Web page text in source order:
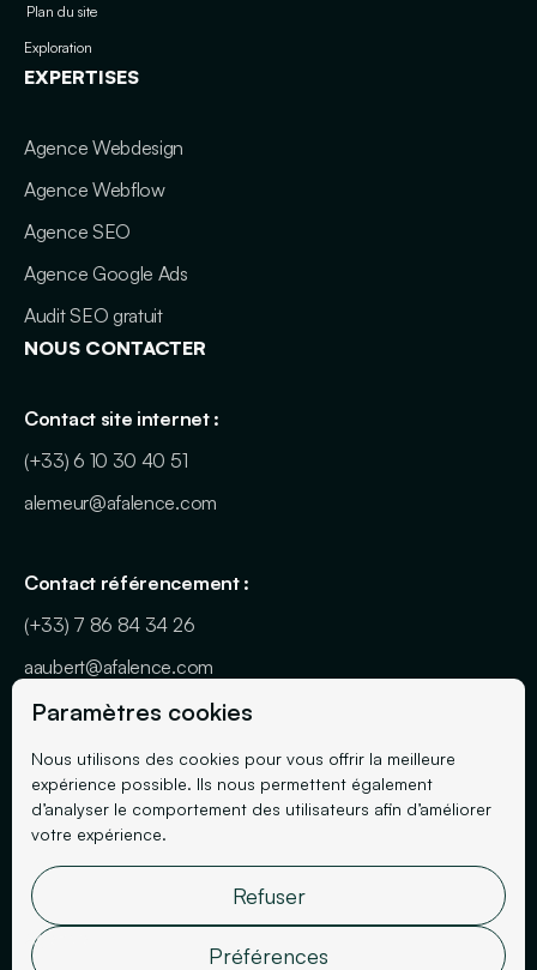
Exploration
Plan du site
EXPERTISES
Agence Webdesign
Agence Webflow
Agence SEO
Agence Google Ads
Audit SEO gratuit
NOUS CONTACTER
Contact site internet :
(+33) 6 10 30 40 51
alemeur@afalence.com
Contact référencement :
(+33) 7 86 84 34 26
aaubert@afalence.com
À PROPOS
Réalisations
Cas clients SEO
Blog
Agence
Paramètres cookies
Nous utilisons des cookies pour vous offrir la meilleure
expérience possible. Ils nous permettent également
d’analyser le comportement des utilisateurs afin d’améliorer
votre expérience.
Refuser
Préférences